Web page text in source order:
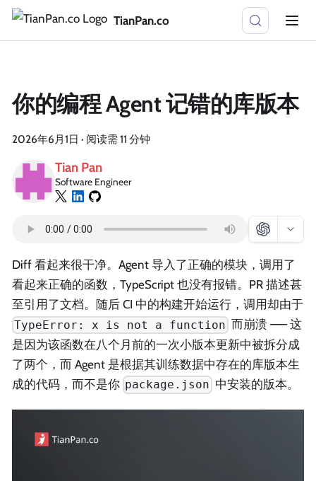
TianPan.co
你的编程 Agent 记错的库版本
2026年6月1日 · 阅读需 11 分钟
Tian Pan
Software Engineer
Diff 看起来很干净。Agent 导入了正确的模块，调用了
看起来正确的函数，TypeScript 也没有报错。PR 描述甚
至引用了文档。随后 CI 中的构建开始运行，调用却由于
TypeError: x is not a function 而崩溃 —— 这
是因为该函数在八个月前的一次小版本更新中被拆分成
了两个，而 Agent 是根据其训练数据中存在的库版本生
成的代码，而不是你 package.json 中安装的版本。